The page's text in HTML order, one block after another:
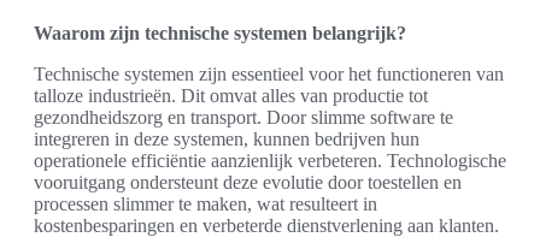
Waarom zijn technische systemen belangrijk?
Technische systemen zijn essentieel voor het functioneren van
talloze industrieën. Dit omvat alles van productie tot
gezondheidszorg en transport. Door slimme software te
integreren in deze systemen, kunnen bedrijven hun
operationele efficiëntie aanzienlijk verbeteren. Technologische
vooruitgang ondersteunt deze evolutie door toestellen en
processen slimmer te maken, wat resulteert in
kostenbesparingen en verbeterde dienstverlening aan klanten.